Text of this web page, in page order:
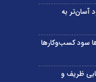
آسان‌تر به
سود کسب‌وکارها
ظریف و